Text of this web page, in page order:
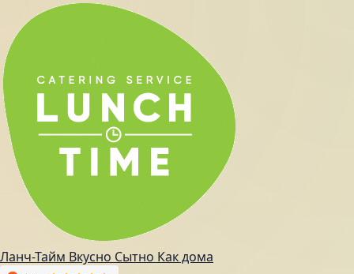
Ланч-Тайм Вкусно Сытно Как дома